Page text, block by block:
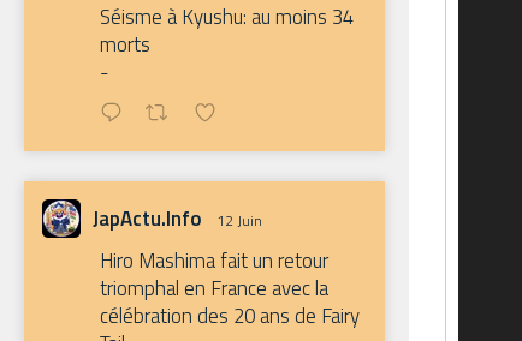
Séisme à Kyushu: au moins 34
morts
-
JapActu.Info 12 Juin
Hiro Mashima fait un retour
triomphal en France avec la
célébration des 20 ans de Fairy